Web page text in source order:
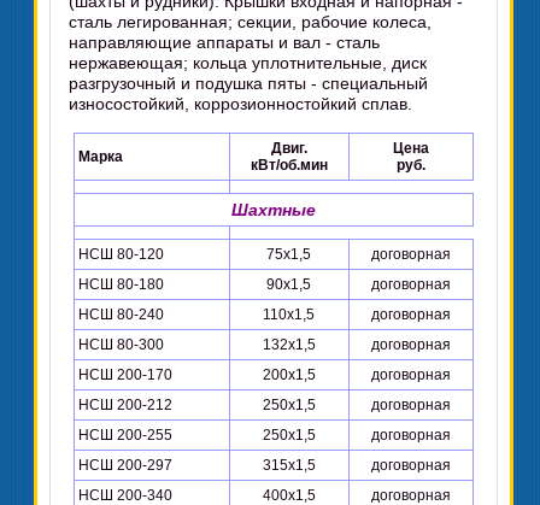
сталь легированная; секции, рабочие колеса,
направляющие аппараты и вал - сталь
нержавеющая; кольца уплотнительные, диск
разгрузочный и подушка пяты - специальный
износостойкий, коррозионностойкий сплав.
Марка
Двиг.
кВт/об.мин
Цена
руб.
Шахтные
НСШ 80-120 75х1,5
договорная
НСШ 80-180
90х1,5
договорная
НСШ 80-240
110х1,5
договорная
НСШ 80-300
132х1,5
договорная
НСШ 200-170
200х1,5
договорная
НСШ 200-212
250х1,5
договорная
НСШ 200-255
250х1,5
договорная
НСШ 200-297
315х1,5
договорная
НСШ 200-340
400х1,5
договорная